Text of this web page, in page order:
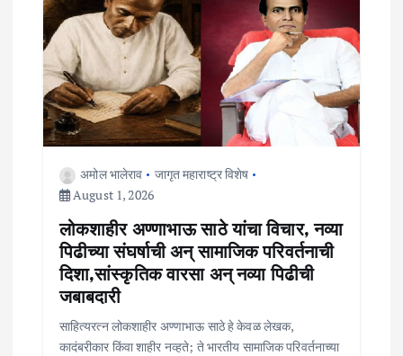
अमोल भालेराव
जागृत महाराष्ट्र विशेष
August 1, 2026
लोकशाहीर अण्णाभाऊ साठे यांचा विचार, नव्या
पिढीच्या संघर्षाची अन् सामाजिक परिवर्तनाची
दिशा,सांस्कृतिक वारसा अन् नव्या पिढीची
जबाबदारी
साहित्यरत्न लोकशाहीर अण्णाभाऊ साठे हे केवळ लेखक,
कादंबरीकार किंवा शाहीर नव्हते; ते भारतीय सामाजिक परिवर्तनाच्या